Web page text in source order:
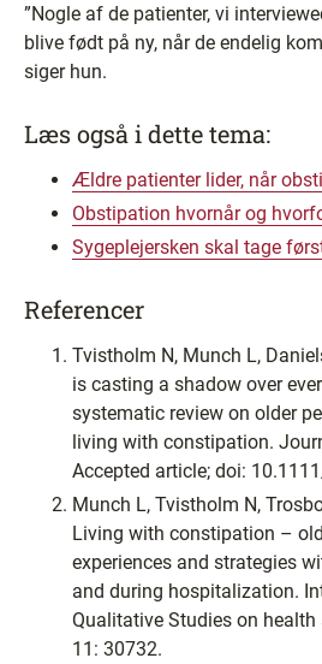
”Nogle af de patienter, vi
blive født på ny, når de endelig
siger hun.
Læs også i dette tema:
Ældre patienter lider, når
Obstipation hvornår og
Sygeplejersken skal tage
Referencer
Tvistholm N, Munch L,
is casting a shadow over
systematic review on older
living with constipation.
Accepted article; doi:
Munch L, Tvistholm N,
Living with constipation –
experiences and strategies
and during hospitalization.
Qualitative Studies on health
11: 30732.